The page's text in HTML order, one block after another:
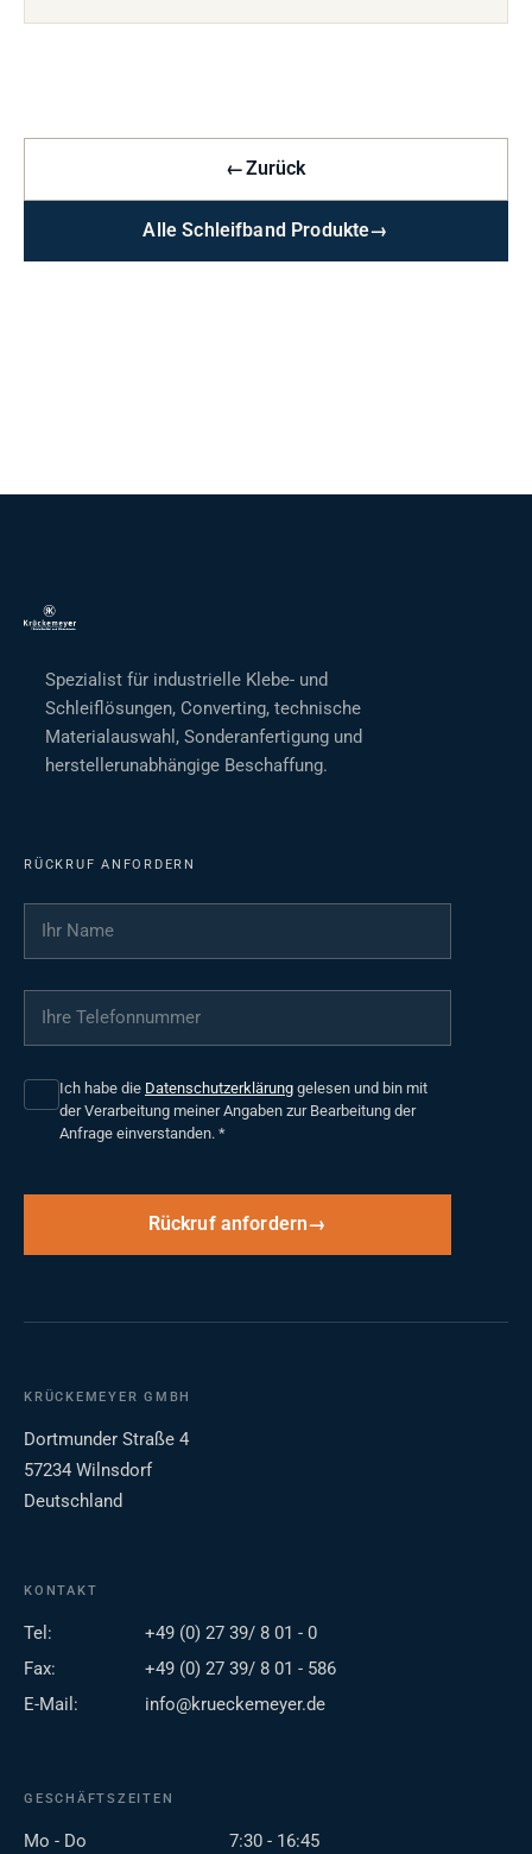
←Zurück
Alle Schleifband Produkte→
Spezialist für industrielle Klebe- und
Schleiflösungen, Converting, technische
Materialauswahl, Sonderanfertigung und
herstellerunabhängige Beschaffung.
RÜCKRUF ANFORDERN
Ihr Name
Ihre Telefonnummer
Ich habe die Datenschutzerklärung gelesen und bin mit
der Verarbeitung meiner Angaben zur Bearbeitung der
Anfrage einverstanden. *
Rückruf anfordern
KRÜCKEMEYER GMBH
Dortmunder Straße 4
57234 Wilnsdorf
Deutschland
KONTAKT
Tel:
+49 (0) 27 39/ 8 01 - 0
Fax:
+49 (0) 27 39/ 8 01 - 586
E-Mail:
info@krueckemeyer.de
GESCHÄFTSZEITEN
Mo - Do
7:30 - 16:45